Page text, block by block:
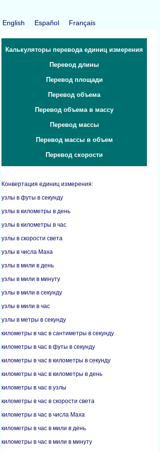
English Español Français
Калькуляторы перевода единиц измерения
Перевод длины
Перевод площади
Перевод объема
Перевод объема в массу
Перевод массы
Перевод массы в объем
Перевод скорости
Конвертация единиц измерения:
узлы в футы в секунду
узлы в километры в день
узлы в километры в час
узлы в скорости света
узлы в числа Маха
узлы в мили в день
узлы в мили в минуту
узлы в мили в секунду
узлы в мили в час
узлы в метры в секунду
километры в час в сантиметры в секунду
километры в час в футы в секунду
километры в час в километры в секунду
километры в час в километры в день
километры в час в узлы
километры в час в скорости света
километры в час в числа Маха
километры в час в мили в день
километры в час в мили в минуту